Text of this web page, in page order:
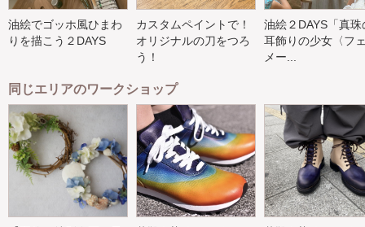
油絵でゴッホ風ひまわ
りを描こう２DAYS
カスタムペイントで！
オリジナルの刀をつろ
う！
油絵２DAYS「真珠
耳飾りの少女〈フ
メー...
同じエリアのワークショップ